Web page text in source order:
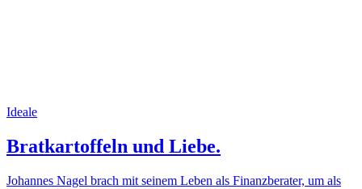
Ideale
Bratkartoffeln und Liebe.
Johannes Nagel brach mit seinem Leben als Finanzberater, um als